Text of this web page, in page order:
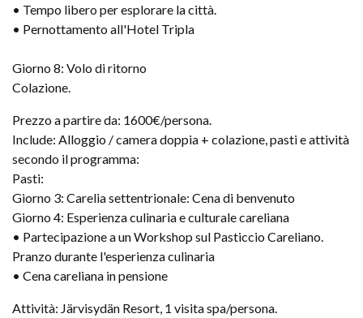
• Tempo libero per esplorare la città.
• Pernottamento all'Hotel Tripla
Giorno 8: Volo di ritorno
Colazione.
Prezzo a partire da: 1600€/persona.
Include: Alloggio / camera doppia + colazione, pasti e attività
secondo il programma:
Pasti:
Giorno 3: Carelia settentrionale: Cena di benvenuto
Giorno 4: Esperienza culinaria e culturale careliana
• Partecipazione a un Workshop sul Pasticcio Careliano.
Pranzo durante l'esperienza culinaria
• Cena careliana in pensione
Attività: Järvisydän Resort, 1 visita spa/persona.